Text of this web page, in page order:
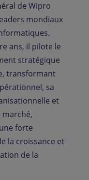
de Wipro
mondiaux
ans, il pilote le
stratégique
transformant
sa
et
forte
la croissance et
de la